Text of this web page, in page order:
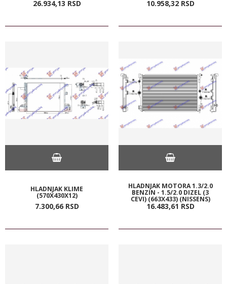
26.934,13 RSD 10.958,32 RSD
HLADNJAK KLIME
(570X430X12)
7.300,66 RSD
HLADNJAK MOTORA 1.3/2.0
BENZIN - 1.5/2.0 DIZEL (3
CEVI) (663X433) (NISSENS)
16.483,61 RSD